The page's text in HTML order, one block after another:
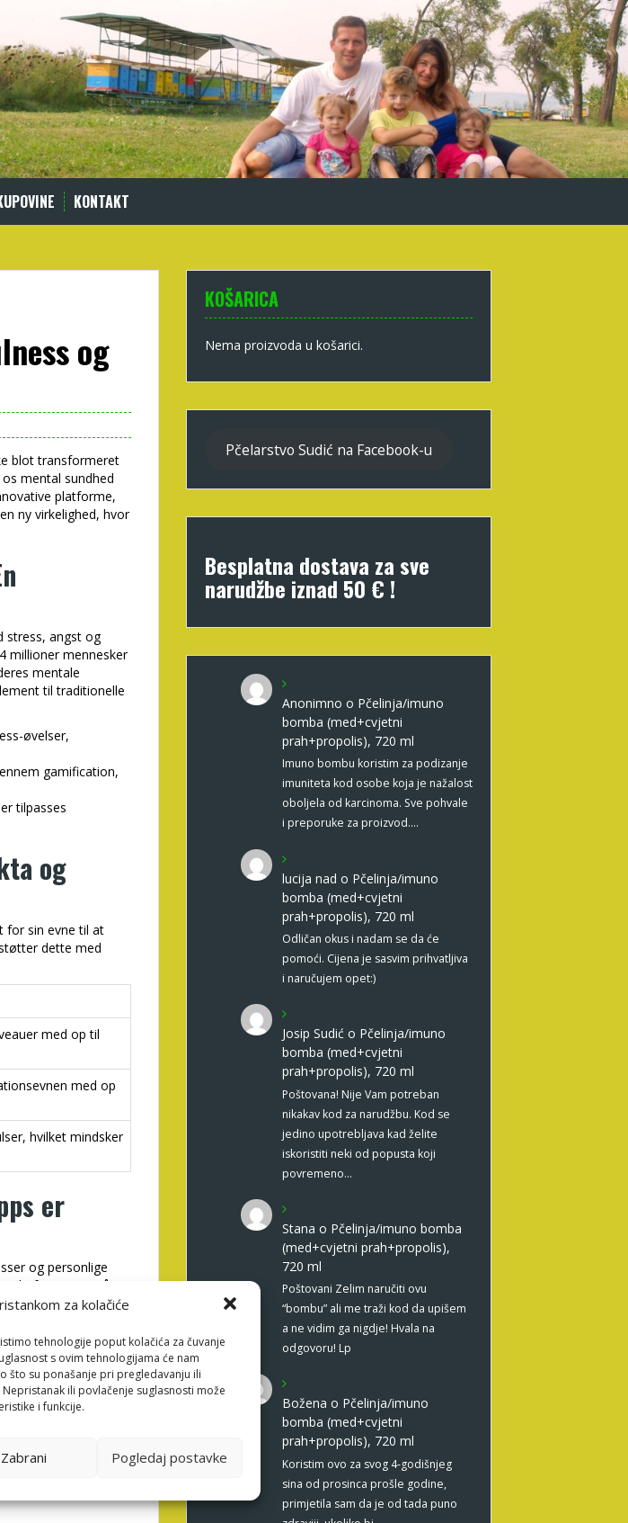
za kolačiće
tehnologije poput kolačića za čuvanje
s ovim tehnologijama će nam
što su ponašanje pri pregledavanju ili
ili povlačenje suglasnosti može
i funkcije.
Zabrani Pogledaj postavke
KONTAKT
og
blot transformeret
mental sundhed
platforme,
ny virkelighed, hvor
stress, angst og
millioner mennesker
mentale
til traditionelle
øvelser,
gamification,
tilpasses
og
sin evne til at
dette med
med op til
med op
hvilket mindsker
er
og personlige
platforme, opstår
Meaningflow som
drevet
mental
adgang til en
teknikker.
KOŠARICA
Nema proizvoda u košarici.
Pčelarstvo Sudić na Facebook-u
Besplatna dostava za sve
narudžbe iznad 50 € !
Anonimno o Pčelinja/imuno
bomba (med+cvjetni
prah+propolis), 720 ml
Imuno bombu koristim za podizanje
imuniteta kod osobe koja je nažalost
oboljela od karcinoma. Sve pohvale
i preporuke za proizvod.…
lucija nad o Pčelinja/imuno
bomba (med+cvjetni
prah+propolis), 720 ml
Odličan okus i nadam se da će
pomoći. Cijena je sasvim prihvatljiva
i naručujem opet:)
Josip Sudić o Pčelinja/imuno
bomba (med+cvjetni
prah+propolis), 720 ml
Poštovana! Nije Vam potreban
nikakav kod za narudžbu. Kod se
jedino upotrebljava kad želite
iskoristiti neki od popusta koji
povremeno…
Stana o Pčelinja/imuno bomba
(med+cvjetni prah+propolis),
720 ml
Poštovani Zelim naručiti ovu
“bombu” ali me traži kod da upišem
a ne vidim ga nigdje! Hvala na
odgovoru! Lp
Božena o Pčelinja/imuno
bomba (med+cvjetni
prah+propolis), 720 ml
Koristim ovo za svog 4-godišnjeg
sina od prosinca prošle godine,
primjetila sam da je od tada puno